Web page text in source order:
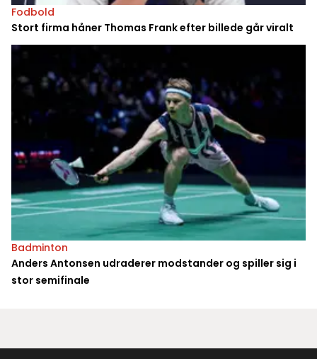
Fodbold
Stort firma håner Thomas Frank efter billede går viralt
Badminton
Anders Antonsen udraderer modstander og spiller sig i
stor semifinale